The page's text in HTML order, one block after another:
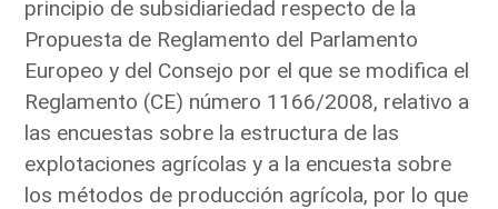
principio de subsidiariedad respecto de la
Propuesta de Reglamento del Parlamento
Europeo y del Consejo por el que se modifica el
Reglamento (CE) número 1166/2008, relativo a
las encuestas sobre la estructura de las
explotaciones agrícolas y a la encuesta sobre
los métodos de producción agrícola, por lo que